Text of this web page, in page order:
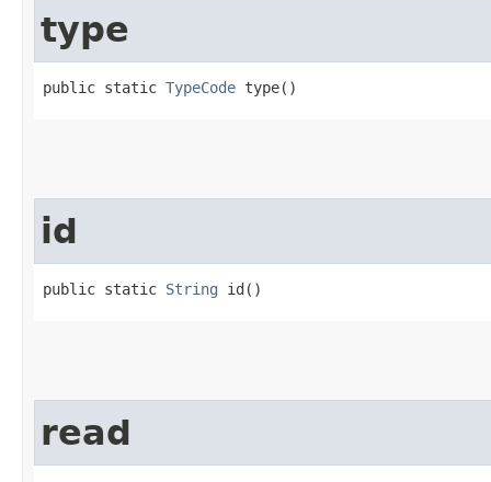
type
public static TypeCode type()
id
public static String id()
read